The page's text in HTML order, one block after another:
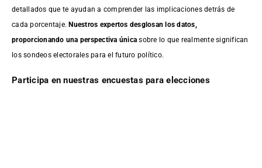
detallados que te ayudan a comprender las implicaciones detrás de
cada porcentaje.Nuestros expertos desglosan los datos,
proporcionando una perspectiva única sobre lo que realmente significan
los sondeos electorales para el futuro político.
Participa en nuestras encuestas para elecciones